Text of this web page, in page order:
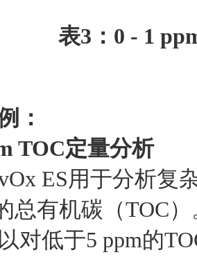
表3：0 - 1
：
TOC定量分析
ES用于分析复
总有机碳（TOC
对低于5 ppm的